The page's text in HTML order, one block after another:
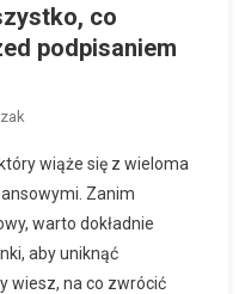
co
podpisaniem
wiąże się z wieloma
Zanim
warto dokładnie
aby uniknąć
wiesz, na co zwrócić